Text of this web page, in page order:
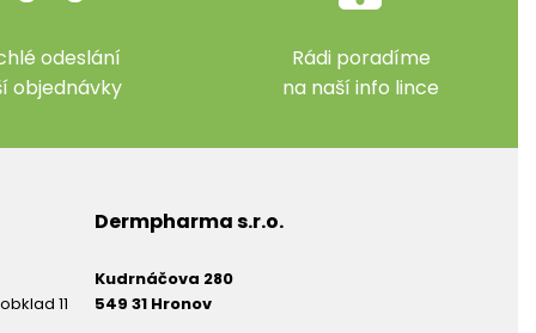
odeslání
objednávky
Rádi poradíme
na naší info lince
11
Dermpharma s.r.o.
Kudrnáčova 280
549 31 Hronov